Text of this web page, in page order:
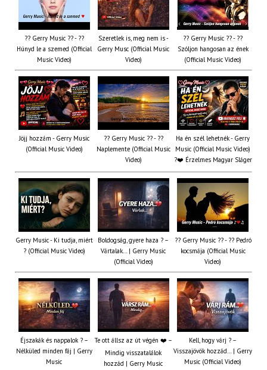
?? Gerry Music ?? - ??
Húnyd le a szemed (Official
Music Video)
Szeretlek is, meg nem is -
Gerry Musc (Official Music
Video)
?? Gerry Music ?? - ??
Szóljon hangosan az ének
(Official Music Video)
Jöjj hozzám - Gerry Music
(Official Music Video)
?? Gerry Music ?? - ??
Naplemente (Official Music
Video)
Ha én szél lehetnék - Gerry
Music (Official Music Video)
?️❤️ Érzelmes Magyar Sláger
Gerry Music - Ki tudja, miért
? (Official Music Video)
Boldogság, gyere haza ? –
Vártalak… | Gerry Music
(Official Video)
?? Gerry Music ?? - ?? Pedró
kocsmája (Official Music
Video)
Éjszakák és nappalok ? –
Nélküled minden fáj | Gerry
Music
Te ott állsz az út végén ❤️ –
Mindig visszatalálok
hozzád | Gerry Music
Kell, hogy várj ? –
Visszajövök hozzád… | Gerry
Music (Official Video)